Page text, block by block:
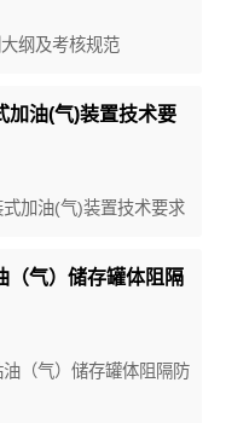
纲及考核规范
加油(气)装置技术要
加油(气)装置技术要求
（气）储存罐体阻隔
（气）储存罐体阻隔防